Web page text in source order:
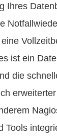
Ihres
ist ein
die
Tools